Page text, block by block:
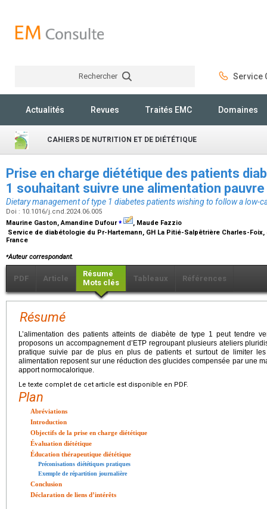
Rechercher Service
Actualités Revues Traités EMC Domaines
CAHIERS DE NUTRITION ET DE DIÉTÉTIQUE
Prise en charge diététique des patients
1 souhaitant suivre une alimentation
Dietary management of type 1 diabetes patients wishing to follow a low-
Doi : 10.1016/j.cnd.2024.06.005
Maurine Gaston, Amandine Dufour⁎
, Maude Fazzio
Service de diabétologie du Pr-Hartemann, GH La Pitié-Salpêtrière Charles-Foix,
France
⁎Auteur correspondant.
PDF Article
Résumé
Mots clés
Tableaux Références
Résumé
L’alimentation des patients atteints de diabète de type 1 peut tendre
proposons un accompagnement d’ETP regroupant plusieurs ateliers
pratique suivie par de plus en plus de patients et surtout de limiter
alimentation reposent sur une réduction des glucides compensée par une
apport normocalorique.
Le texte complet de cet article est disponible en PDF.
Plan
Abréviations
Introduction
Objectifs de la prise en charge diététique
Évaluation diététique
Éducation thérapeutique diététique
Préconisations diététiques pratiques
Exemple de répartition journalière
Conclusion
Déclaration de liens d’intérêts